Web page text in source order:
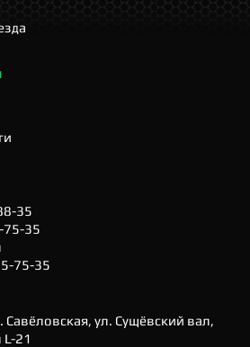
35
75-35
75-35
ул. Сущёвский вал,
21